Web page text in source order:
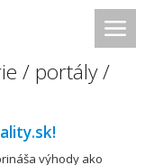
/ portály /
výhody ako